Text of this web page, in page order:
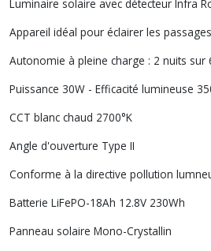
Luminaire solaire avec détecteur Infra
Appareil idéal pour éclairer les
Autonomie à pleine charge : 2 nuits
Puissance 30W - Efficacité lumineuse
CCT blanc chaud 2700°K
Angle d'ouverture Type II
Conforme à la directive pollution
Batterie LiFePO-18Ah 12.8V 230Wh
Panneau solaire Mono-Crystallin